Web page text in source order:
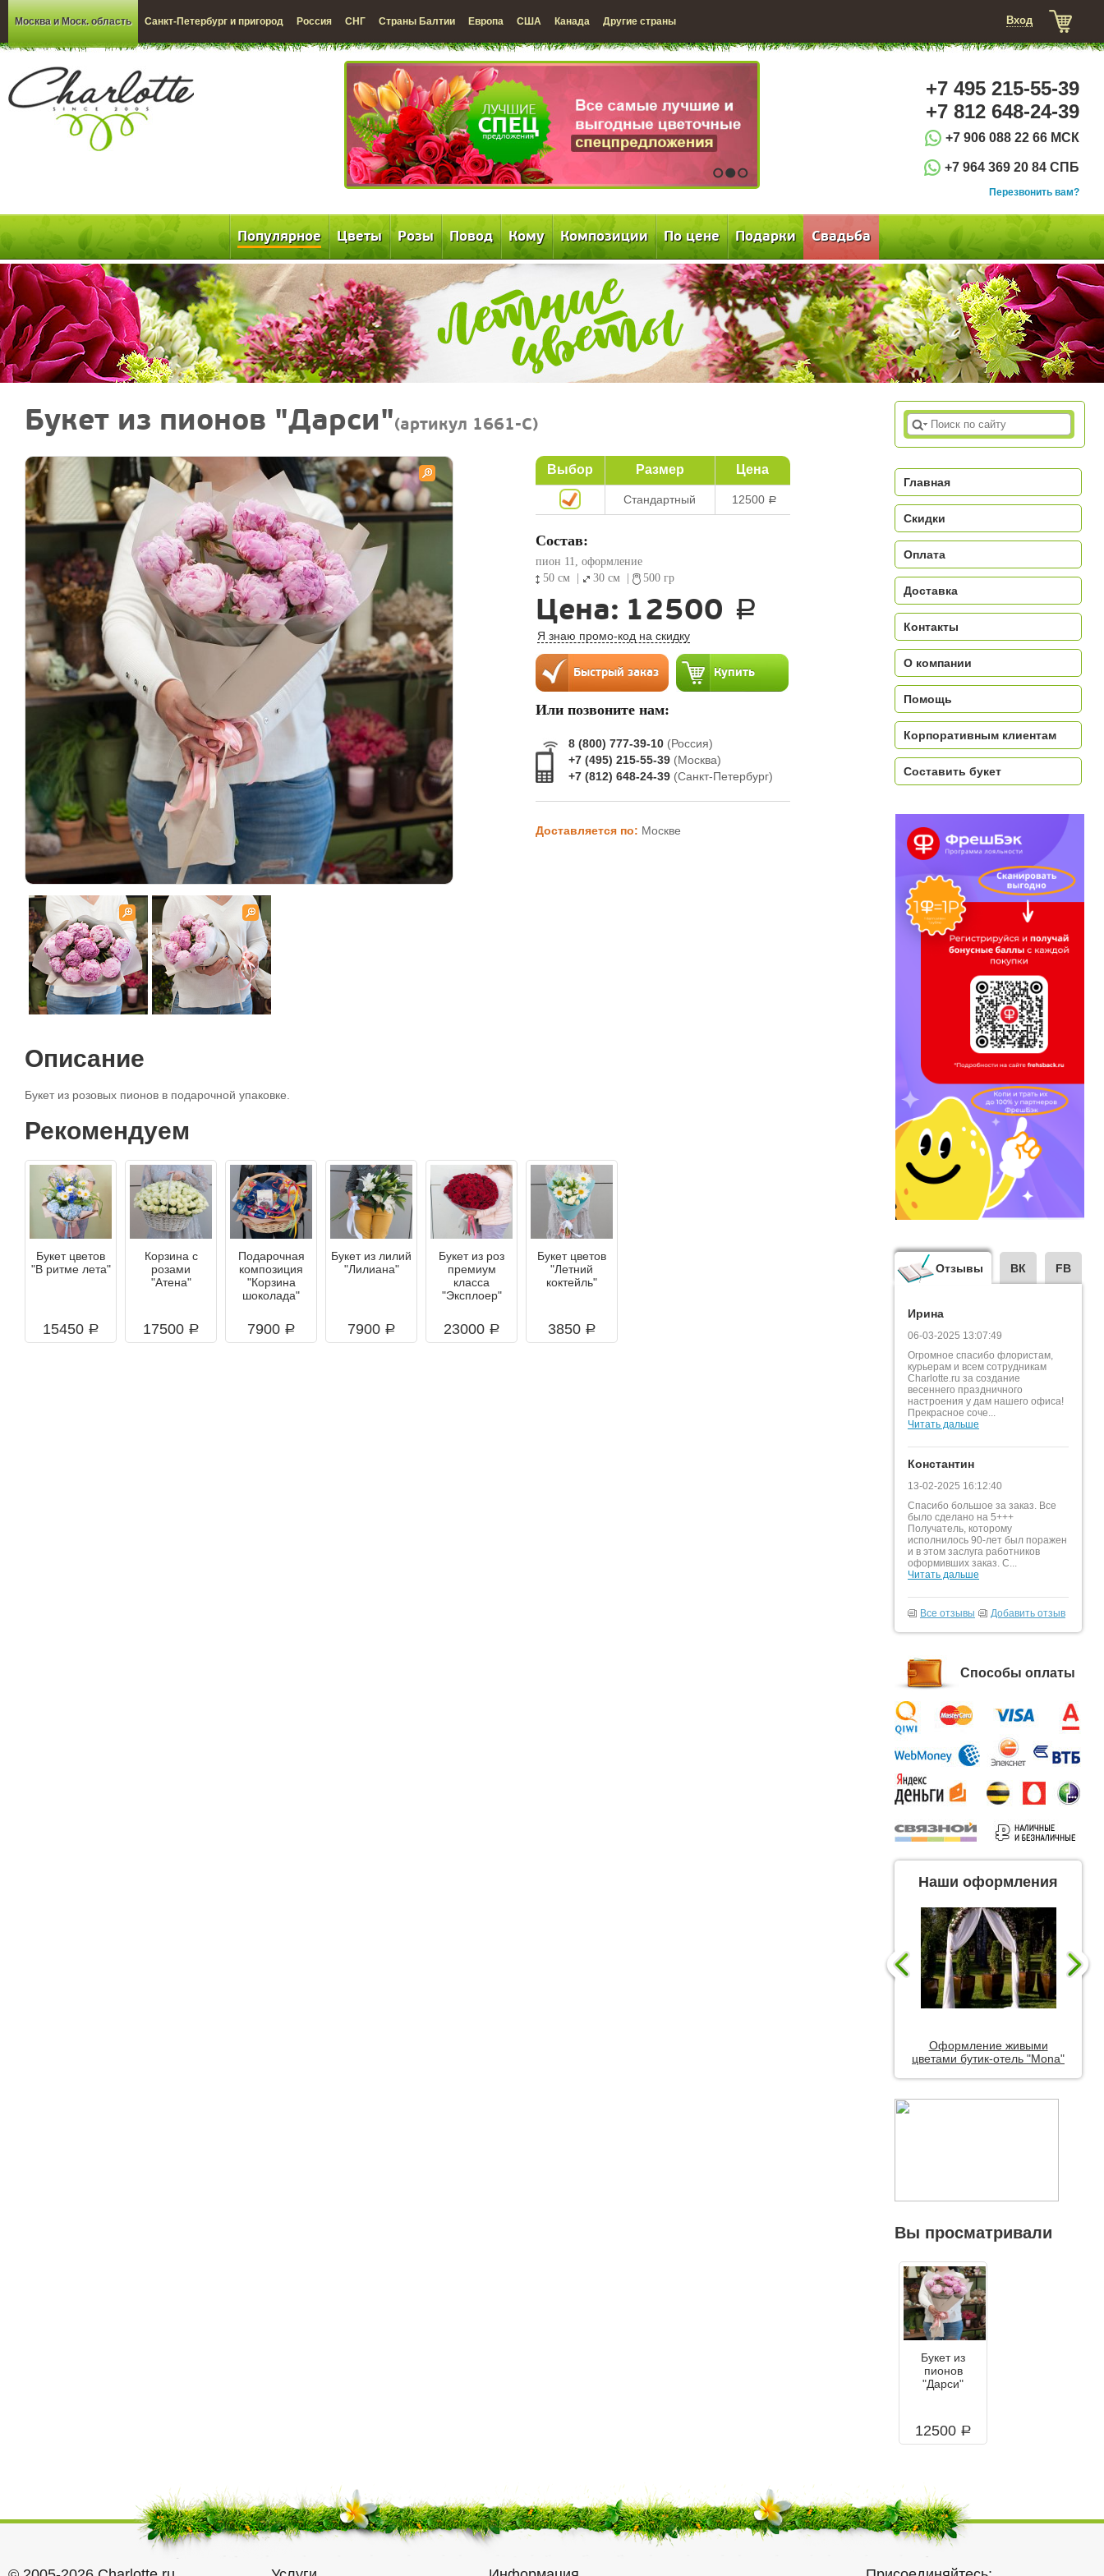
Москва и Моск. область Санкт-Петербург и пригород Россия СНГ Страны Балтии Европа США Канада Другие страны Вход
1 2 3
+7 495 215-55-39
+7 812 648-24-39
+7 906 088 22 66 МСК
+7 964 369 20 84 СПБ
Перезвонить вам?
Популярное Цветы Розы Повод Кому Композиции По цене Подарки Свадьба
Букет из пионов "Дарси"(артикул 1661-C)
Выбор Размер Цена
Стандартный 12500 a
Состав:
пион 11, оформление
50 см
30 см 500 гр
Цена: 12500 a
Я знаю промо-код на скидку
Или позвоните нам:
8 (800) 777-39-10 (Россия)
+7 (495) 215-55-39 (Москва)
+7 (812) 648-24-39 (Санкт-Петербург)
Доставляется по: Москве
Описание
Букет из розовых пионов в подарочной упаковке.
Рекомендуем
Букет цветов
"В ритме лета"
15450 a
Корзина с
розами
"Атена"
17500 a
Подарочная
композиция
"Корзина
шоколада"
7900 a
Букет из лилий
"Лилиана"
7900 a
Букет из роз
премиум
класса
"Эксплоер"
23000 a
Букет цветов
"Летний
коктейль"
3850 a
Главная
Скидки
Оплата
Доставка
Контакты
О компании
Помощь
Корпоративным клиентам
Составить букет
Отзывы ВК FB
Ирина
06-03-2025 13:07:49
Огромное спасибо флористам,
курьерам и всем сотрудникам
Charlotte.ru за создание
весеннего праздничного
настроения у дам нашего офиса!
Прекрасное соче...
Читать дальше
Константин
13-02-2025 16:12:40
Спасибо большое за заказ. Все
было сделано на 5+++
Получатель, которому
исполнилось 90-лет был поражен
и в этом заслуга работников
оформивших заказ. С...
Читать дальше
Все отзывы Добавить отзыв
Способы оплаты
Наши оформления
Оформление живыми
цветами бутик-отель "Mona"
Вы просматривали
Букет из
пионов
"Дарси"
12500 a